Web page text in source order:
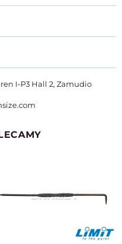
I-P3 Hall 2, Zamudio